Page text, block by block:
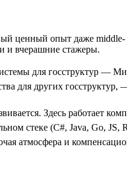
ценный опыт даже
и вчерашние стажеры.
для госструктур —
для других госструктур,
Здесь работает
стеке (С#, Java, Go,
атмосфера и